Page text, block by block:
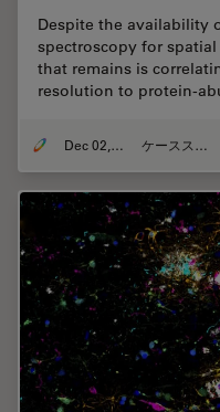
Despite the availability
spectroscopy for
that remains is
resolution to protein-
Dec 02, 2024 ケーススタディ